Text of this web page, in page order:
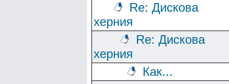
Re: Дискова
херния
Re: Дискова
херния
Как...